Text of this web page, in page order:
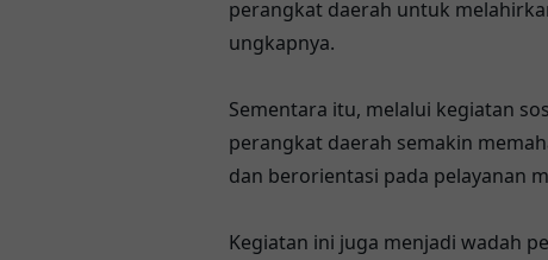
perangkat daerah untuk
ungkapnya.
Sementara itu, melalui kegiatan
perangkat daerah semakin
dan berorientasi pada pelayanan
Kegiatan ini juga menjadi wadah